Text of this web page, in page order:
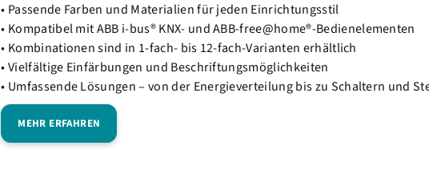
• Passende Farben und Materialien für jeden Einrichtungsstil
• Kompatibel mit ABB i-bus® KNX- und ABB-free@home®-Bedienelementen
• Kombinationen sind in 1-fach- bis 12-fach-Varianten erhältlich
• Vielfältige Einfärbungen und Beschriftungsmöglichkeiten
• Umfassende Lösungen – von der Energieverteilung bis zu Schaltern und
MEHR ERFAHREN